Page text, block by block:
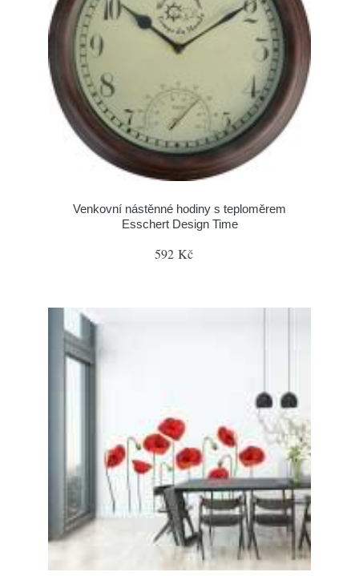
Venkovní nástěnné hodiny s teploměrem
Esschert Design Time
592 Kč